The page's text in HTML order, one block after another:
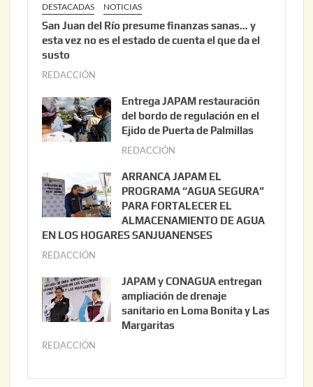
DESTACADAS NOTICIAS
San Juan del Río presume finanzas sanas… y
esta vez no es el estado de cuenta el que da el
susto
REDACCIÓN
o
s
t
3
,
2
0
Entrega JAPAM restauración
del bordo de regulación en el
Ejido de Puerta de Palmillas
REDACCIÓN
i
o
2
2
0
ARRANCA JAPAM EL
PROGRAMA “AGUA SEGURA”
PARA FORTALECER EL
ALMACENAMIENTO DE AGUA
EN LOS HOGARES SANJUANENSES
REDACCIÓN
l
i
o
,
JAPAM y CONAGUA entregan
ampliación de drenaje
sanitario en Loma Bonita y Las
Margaritas
REDACCIÓN
l